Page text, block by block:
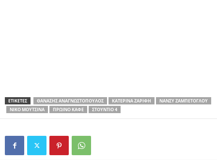
ΕΤΙΚΕΤΕΣ ΘΑΝΆΣΗΣ ΑΝΑΓΝΩΣΤΌΠΟΥΛΟΣ ΚΑΤΕΡΊΝΑ ΖΑΡΊΦΗ
ΝΆΝΣΥ ΖΑΜΠΈΤΟΓΛΟΥ
ΝΊΚΟ ΜΟΥΤΣΙΝΆ
ΠΡΩΙΝΌ ΚΑΦΈ ΣΤΟΎΝΤΙΟ 4